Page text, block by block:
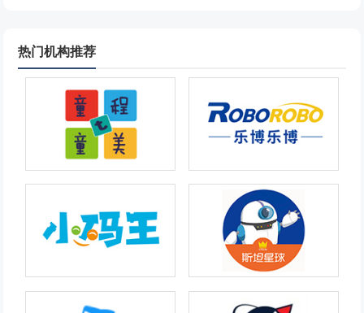
热门机构推荐